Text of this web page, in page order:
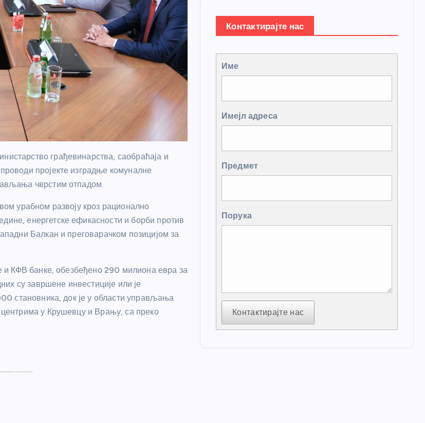
грађевинарства, саобраћаја и
пројекте изградње комуналне
чврстим отпадом.
урабном развоју кроз рационално
енергетске ефикасности и борби против
Балкан и преговарачком позицијом за
и КФВ банке, обезбеђено 290 милиона евра за
су завршене инвестиције или је
становника, док је у области управљања
у Крушевцу и Врању, са преко
Контактирајте нас
Име
Имејл адреса
Предмет
Порука
Контактирајте нас